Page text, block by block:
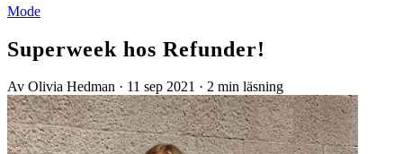
Mode
Superweek hos Refunder!
Av Olivia Hedman · 11 sep 2021 · 2 min läsning